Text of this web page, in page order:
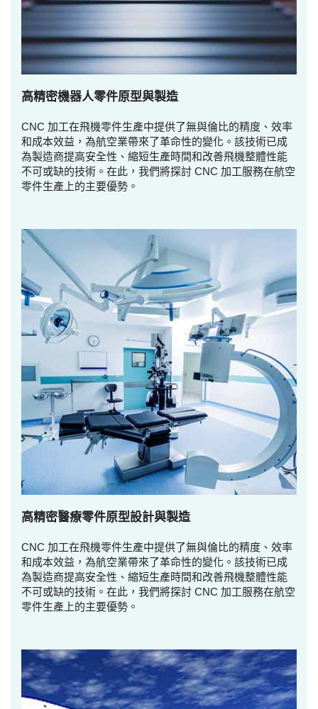
高精密機器人零件原型與製造
CNC 加工在飛機零件生產中提供了無與倫比的精度、效率
和成本效益，為航空業帶來了革命性的變化。該技術已成
為製造商提高安全性、縮短生產時間和改善飛機整體性能
不可或缺的技術。在此，我們將探討 CNC 加工服務在航空
零件生產上的主要優勢。
高精密醫療零件原型設計與製造
CNC 加工在飛機零件生產中提供了無與倫比的精度、效率
和成本效益，為航空業帶來了革命性的變化。該技術已成
為製造商提高安全性、縮短生產時間和改善飛機整體性能
不可或缺的技術。在此，我們將探討 CNC 加工服務在航空
零件生產上的主要優勢。